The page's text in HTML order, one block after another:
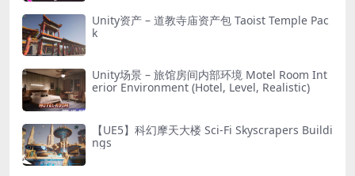
Unity资产 – 道教寺庙资产包 Taoist Temple Pac
k
Unity场景 – 旅馆房间内部环境 Motel Room Int
erior Environment (Hotel, Level, Realistic)
【UE5】科幻摩天大楼 Sci-Fi Skyscrapers Buildi
ngs